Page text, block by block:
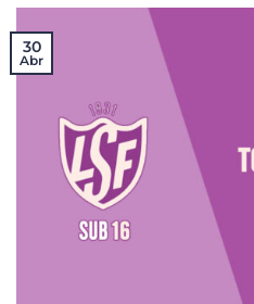
30
Abr